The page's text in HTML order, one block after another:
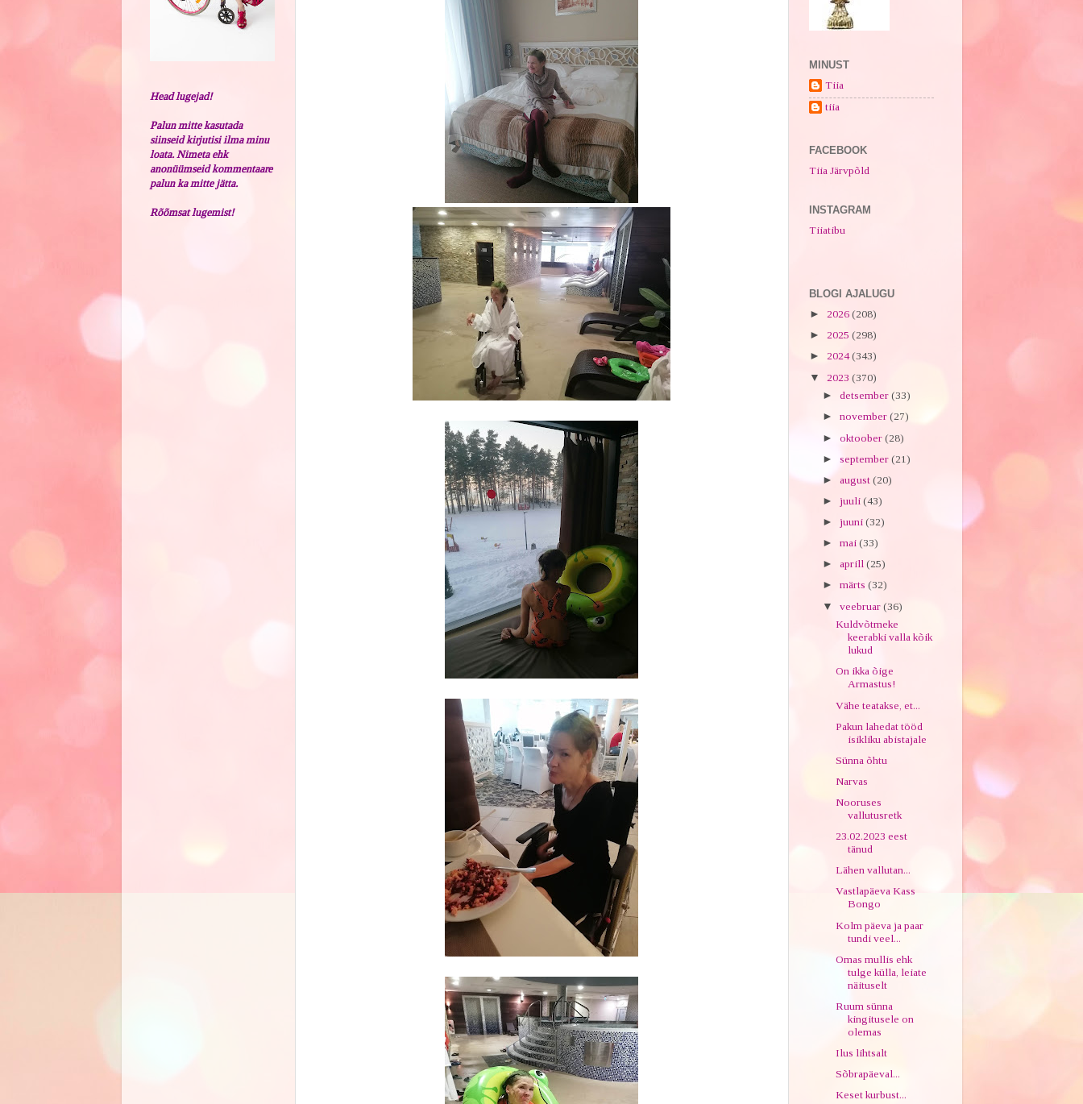
Head lugejad!
Palun mitte kasutada
siinseid kirjutisi ilma minu
loata. Nimeta ehk
anonüümseid kommentaare
palun ka mitte jätta.
Rõõmsat lugemist!
MINUST
Tiia
tiia
FACEBOOK
Tiia Järvpõld
INSTAGRAM
Tiiatibu
BLOGI AJALUGU
► 2026 (208)
► 2025 (298)
► 2024(343)
▼ 2023 (370)
► detsember (33)
► november (27)
► oktoober (28)
► september (21)
► august (20)
► juuli (43)
► juuni (32)
► mai (33)
► aprill (25)
► märts (32)
▼ veebruar (36)
Kuldvõtmeke
keerabki valla kõik
lukud
On ikka õige
Armastus!
Vähe teatakse, et...
Pakun lahedat tööd
isikliku abistajale
Sünna õhtu
Narvas
Nooruses
vallutusretk
23.02.2023 eest
tänud
Lähen vallutan...
Vastlapäeva Kass
Bongo
Kolm päeva ja paar
tundi veel...
Omas mullis ehk
tulge külla, leiate
näituselt
Ruum sünna
kingitusele on
olemas
Ilus lihtsalt
Sõbrapäeval...
Keset kurbust...